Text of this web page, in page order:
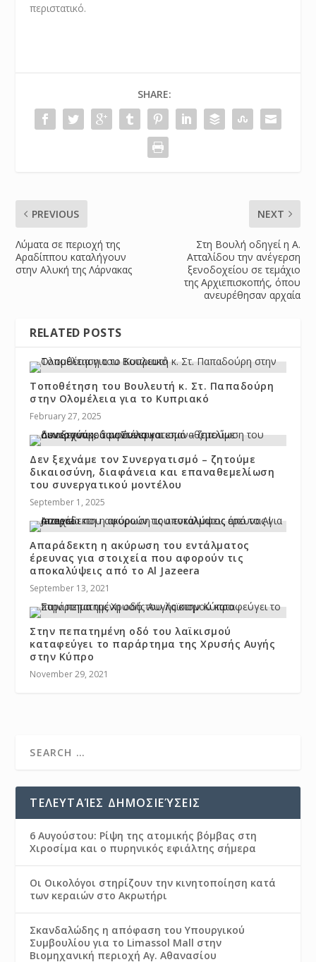
περιστατικό.
SHARE:
PREVIOUS
Λύματα σε περιοχή της
Αραδίππου καταλήγουν
στην Αλυκή της Λάρνακας
NEXT
Στη Βουλή οδηγεί η Α.
Ατταλίδου την ανέγερση
ξενοδοχείου σε τεμάχιο
της Αρχιεπισκοπής, όπου
ανευρέθησαν αρχαία
RELATED POSTS
Τοποθέτηση του Βουλευτή κ. Στ. Παπαδούρη
στην Ολομέλεια για το Κυπριακό
February 27, 2025
Δεν ξεχνάμε τον Συνεργατισμό – ζητούμε
δικαιοσύνη, διαφάνεια και επαναθεμελίωση
του συνεργατικού μοντέλου
September 1, 2025
Απαράδεκτη η ακύρωση του εντάλματος
έρευνας για στοιχεία που αφορούν τις
αποκαλύψεις από το Al Jazeera
September 13, 2021
Στην πεπατημένη οδό του λαϊκισμού
καταφεύγει το παράρτημα της Χρυσής Αυγής
στην Κύπρο
November 29, 2021
ΤΕΛΕΥΤΑΊΕΣ ΔΗΜΟΣΙΕΎΣΕΙΣ
6 Αυγούστου: Ρίψη της ατομικής βόμβας στη
Χιροσίμα και ο πυρηνικός εφιάλτης σήμερα
Οι Οικολόγοι στηρίζουν την κινητοποίηση κατά
των κεραιών στο Ακρωτήρι
Σκανδαλώδης η απόφαση του Υπουργικού
Συμβουλίου για το Limassol Mall στην
Βιομηχανική περιοχή Αγ. Αθανασίου